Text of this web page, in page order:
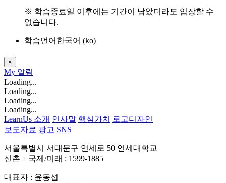
※ 학습종료일 이후에는 기간이 남았더라도 입장할 수
없습니다.
학습언어 한국어 ‎(ko)‎
×
My 알림
Loading...
Loading...
Loading...
Loading...
LearnUs 소개 인사말 핵심가치
로고디자인
보도자료 광고 SNS
서울특별시 서대문구 연세로 50 연세대학교
신촌ㆍ국제/미래 : 1599-1885
대표자 : 윤동섭